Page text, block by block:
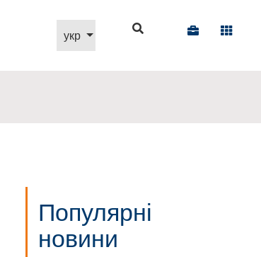
Виберіть свою мову
укр
Популярні
новини